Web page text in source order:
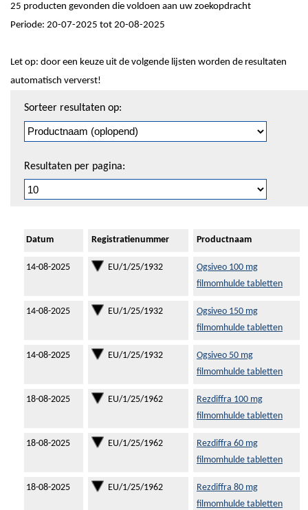
25 producten gevonden die voldoen aan uw zoekopdracht
Periode: 20-07-2025 tot 20-08-2025
Let op: door een keuze uit de volgende lijsten worden de resultaten
automatisch ververst!
pagineren
Sorteer resultaten op:
Resultaten per pagina:
Datum Registratienummer Productnaam
14-08-2025 EU/1/25/1932
Ogsiveo 100 mg
filmomhulde tabletten
14-08-2025 EU/1/25/1932
Ogsiveo 150 mg
filmomhulde tabletten
14-08-2025 EU/1/25/1932
Ogsiveo 50 mg
filmomhulde tabletten
18-08-2025 EU/1/25/1962
Rezdiffra 100 mg
filmomhulde tabletten
18-08-2025 EU/1/25/1962
Rezdiffra 60 mg
filmomhulde tabletten
18-08-2025 EU/1/25/1962
Rezdiffra 80 mg
filmomhulde tabletten